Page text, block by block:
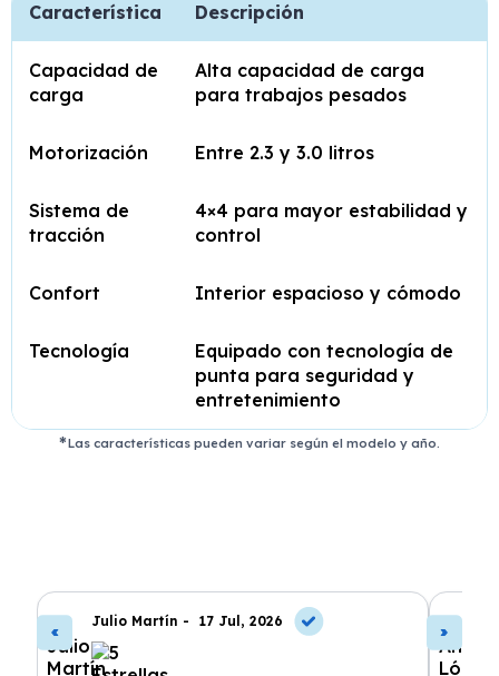
Característica Descripción
Capacidad de
carga
Alta capacidad de carga
para trabajos pesados
Motorización Entre 2.3 y 3.0 litros
Sistema de
tracción
4×4 para mayor estabilidad y
control
Confort Interior espacioso y cómodo
Tecnología
Equipado con tecnología de
punta para seguridad y
entretenimiento
Las características pueden variar según el modelo y año.
Julio Martín - 17 Jul, 2026